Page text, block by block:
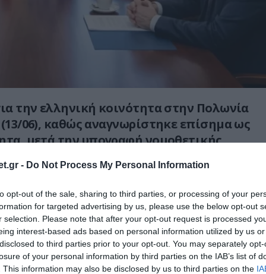
- Do Not Process My Personal Information
opt-out of the sale, sharing to third parties, or processing of your
for targeted advertising by us, please use the below opt-out
selection. Please note that after your opt-out request is processed
interest-based ads based on personal information utilized by us
to third parties prior to your opt-out. You may separately
of your personal information by third parties on the IAB’s list of
This information may also be disclosed by us to third parties on the
την ελληνική κοινότητα στην Πολωνία
06), καθώς αναγνωρίστηκε επίσημα ως
μετά την υπογραφή νομοθετικής
η ελληνική μειονότητα γίνεται η δέκατη
χώρα, αποκτώντας νέο θεσμικό πλαίσιο
στην πράξη;